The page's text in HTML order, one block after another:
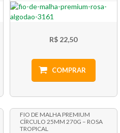
R$ 22,50
COMPRAR
FIO DE MALHA PREMIUM
CÍRCULO 25MM 270G – ROSA
TROPICAL